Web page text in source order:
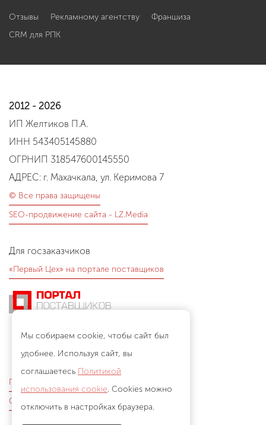
Отзывы Рекламному агентству
Франшиза
CRM для РПК
2012 - 2026
ИП Желтиков П.А.
ИНН 543405145880
ОГРНИП 318547600145550
АДРЕС: г. Махачкала, ул. Керимова 7
© Все права защищены
SEO-продвижение сайта - LZ.Media
Для госзаказчиков
«Первый Цех» на портале поставщиков
Политика конфиденциальности
Согласие на обработку данных
Мы собираем cookie, чтобы сайт был
удобнее. Используя сайт, вы
соглашаетесь Политикой
использования cookie. Cookies можно
отключить в настройках браузера.